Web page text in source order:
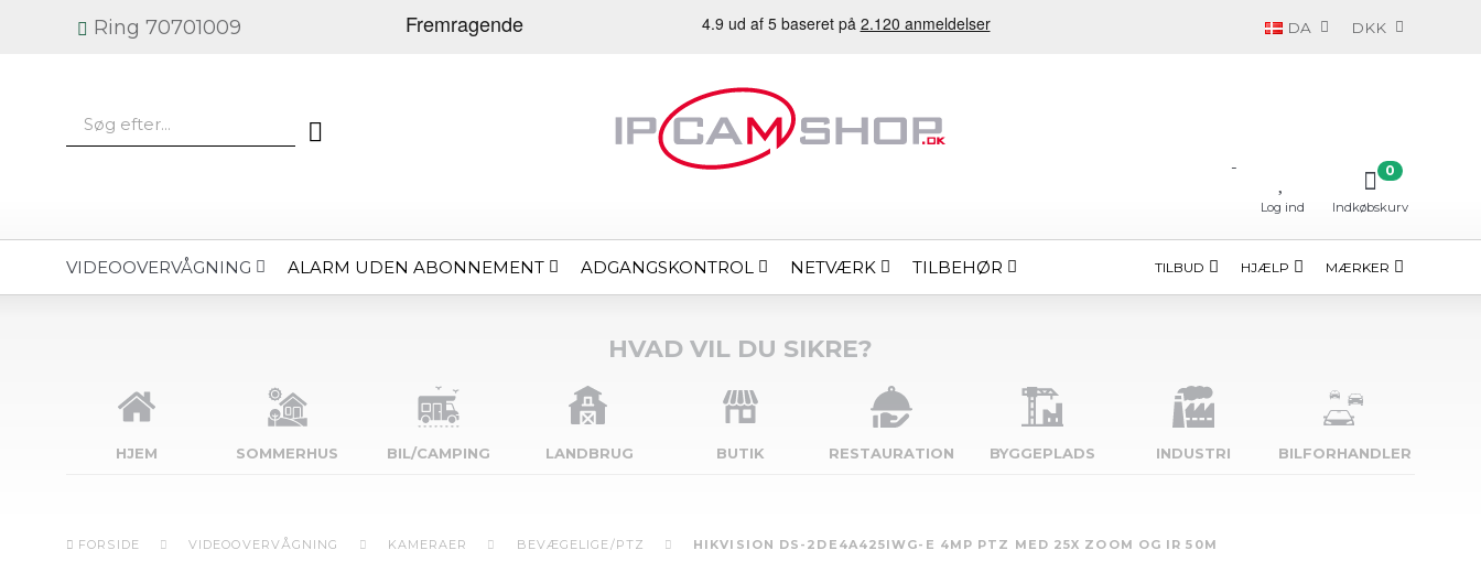
DA DKK
Ring 70701009
-
Log ind Indkøbskurv
0
VIDEOOVERVÅGNING ALARM UDEN ABONNEMENT ADGANGSKONTROL NETVÆRK TILBEHØR TILBUD HJÆLP MÆRKER
HVAD VIL DU SIKRE?
HJEM SOMMERHUS BIL/CAMPING LANDBRUG BUTIK RESTAURATION BYGGE­PLADS INDUSTRI BILFORHANDLER
FORSIDE VIDEOOVERVÅGNING KAMERAER BEVÆGELIGE/PTZ HIKVISION DS-2DE4A425IWG-E 4MP PTZ MED 25X ZOOM OG IR 50M